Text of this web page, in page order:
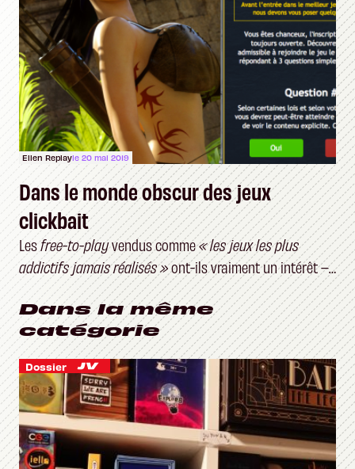
Ellen Replayle 20 mai 2019
Dans le monde obscur des jeux
clickbait
Lesfree-to-playvendus comme« les jeux les plus
addictifs jamais réalisés »ont-ils vraiment un intérêt –
et un public ?
Dans la même
catégorie
Dossier